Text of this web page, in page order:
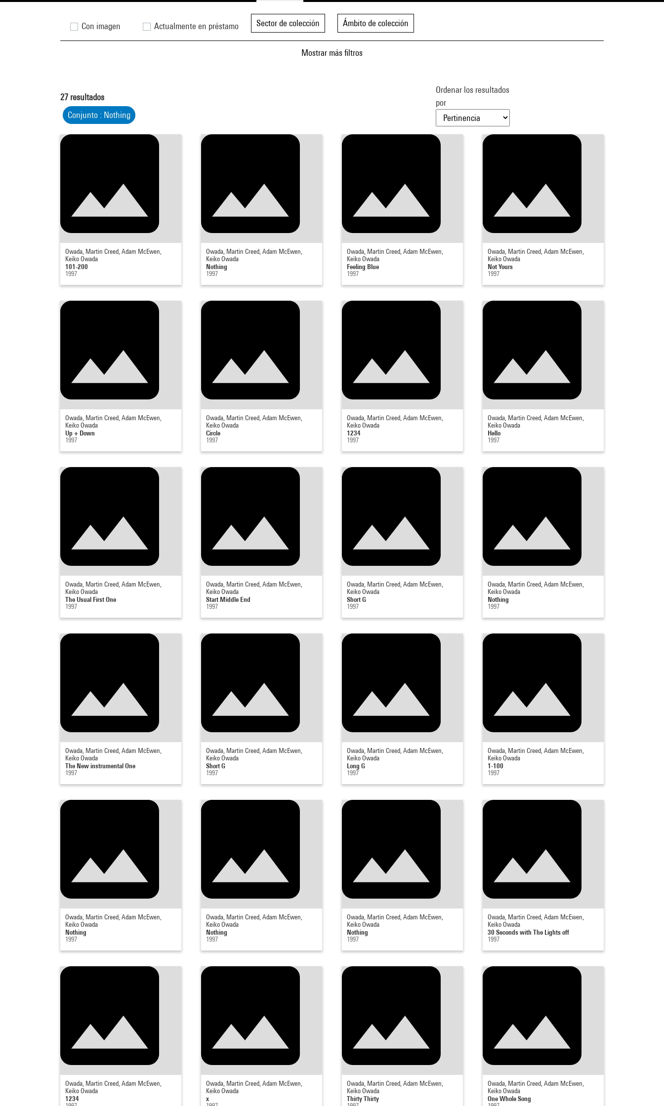
Con imagen Actualmente en préstamo Sector de colección Ámbito de colección
Mostrar más filtros
27 resultados
Conjunto : Nothing
Ordenar los resultados
por
Owada, Martin Creed, Adam McEwen,
Keiko Owada
101-200
1997
Owada, Martin Creed, Adam McEwen,
Keiko Owada
Nothing
1997
Owada, Martin Creed, Adam McEwen,
Keiko Owada
Feeling Blue
1997
Owada, Martin Creed, Adam McEwen,
Keiko Owada
Not Yours
1997
Owada, Martin Creed, Adam McEwen,
Keiko Owada
Up + Down
1997
Owada, Martin Creed, Adam McEwen,
Keiko Owada
Circle
1997
Owada, Martin Creed, Adam McEwen,
Keiko Owada
1234
1997
Owada, Martin Creed, Adam McEwen,
Keiko Owada
Hello
1997
Owada, Martin Creed, Adam McEwen,
Keiko Owada
The Usual First One
1997
Owada, Martin Creed, Adam McEwen,
Keiko Owada
Start Middle End
1997
Owada, Martin Creed, Adam McEwen,
Keiko Owada
Short G
1997
Owada, Martin Creed, Adam McEwen,
Keiko Owada
Nothing
1997
Owada, Martin Creed, Adam McEwen,
Keiko Owada
The New instrumental One
1997
Owada, Martin Creed, Adam McEwen,
Keiko Owada
Short G
1997
Owada, Martin Creed, Adam McEwen,
Keiko Owada
Long G
1997
Owada, Martin Creed, Adam McEwen,
Keiko Owada
1-100
1997
Owada, Martin Creed, Adam McEwen,
Keiko Owada
Nothing
1997
Owada, Martin Creed, Adam McEwen,
Keiko Owada
Nothing
1997
Owada, Martin Creed, Adam McEwen,
Keiko Owada
Nothing
1997
Owada, Martin Creed, Adam McEwen,
Keiko Owada
30 Seconds with The Lights off
1997
Owada, Martin Creed, Adam McEwen,
Keiko Owada
1234
Owada, Martin Creed, Adam McEwen,
Keiko Owada
x
Owada, Martin Creed, Adam McEwen,
Keiko Owada
Thirty Thirty
Owada, Martin Creed, Adam McEwen,
Keiko Owada
One Whole Song